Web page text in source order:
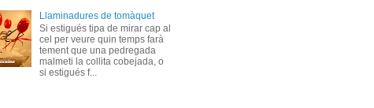
Llaminadures de tomàquet
Si estigués tipa de mirar cap al
cel per veure quin temps farà
tement que una pedregada
malmeti la collita cobejada, o
si estigués f...